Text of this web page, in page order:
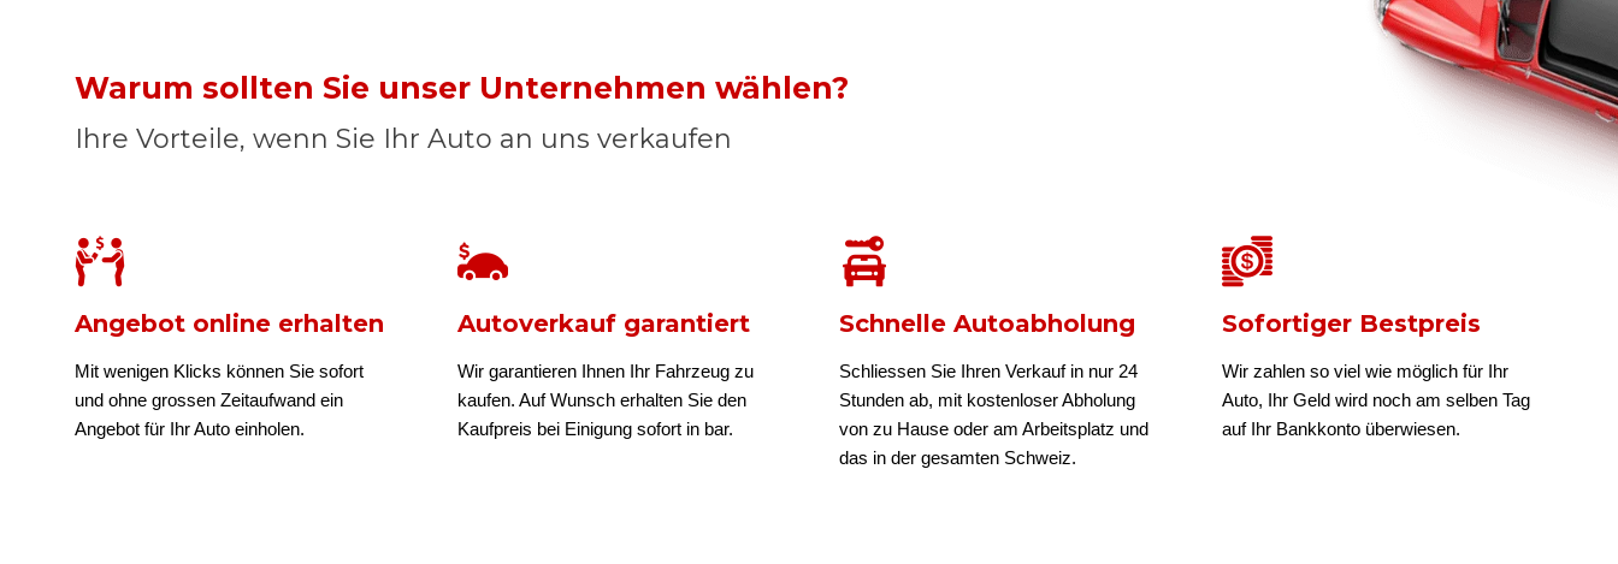
Warum sollten Sie unser Unternehmen wählen?
Ihre Vorteile, wenn Sie Ihr Auto an uns verkaufen
Angebot online erhalten
Mit wenigen Klicks können Sie sofort
und ohne grossen Zeitaufwand ein
Angebot für Ihr Auto einholen.
Autoverkauf garantiert
Wir garantieren Ihnen Ihr Fahrzeug zu
kaufen. Auf Wunsch erhalten Sie den
Kaufpreis bei Einigung sofort in bar.
Schnelle Autoabholung
Schliessen Sie Ihren Verkauf in nur 24
Stunden ab, mit kostenloser Abholung
von zu Hause oder am Arbeitsplatz und
das in der gesamten Schweiz.
Sofortiger Bestpreis
Wir zahlen so viel wie möglich für Ihr
Auto, Ihr Geld wird noch am selben Tag
auf Ihr Bankkonto überwiesen.